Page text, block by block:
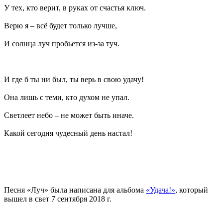
У тех, кто верит, в руках от счастья ключ.
Верю я – всё будет только лучше,
И солнца луч пробьется из-за туч.
И где б ты ни был, ты верь в свою удачу!
Она лишь с теми, кто духом не упал.
Светлеет небо – не может быть иначе.
Какой сегодня чудесный день настал!
Песня «Луч» была написана для альбома «Удача!», который
вышел в свет 7 сентября 2018 г.